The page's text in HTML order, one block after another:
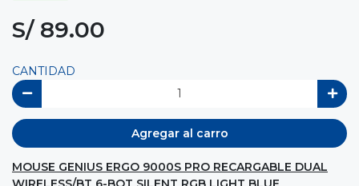
S/ 89.00
CANTIDAD
Agregar al carro
MOUSE GENIUS ERGO 9000S PRO RECARGABLE DUAL